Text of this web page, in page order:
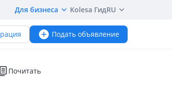
Для бизнеса Kolesa ГидRU
Подать объявление
Почитать